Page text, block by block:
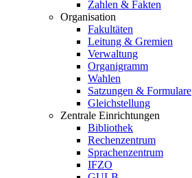
Zahlen & Fakten
Organisation
Fakultäten
Leitung & Gremien
Verwaltung
Organigramm
Wahlen
Satzungen & Formulare
Gleichstellung
Zentrale Einrichtungen
Bibliothek
Rechenzentrum
Sprachenzentrum
IFZO